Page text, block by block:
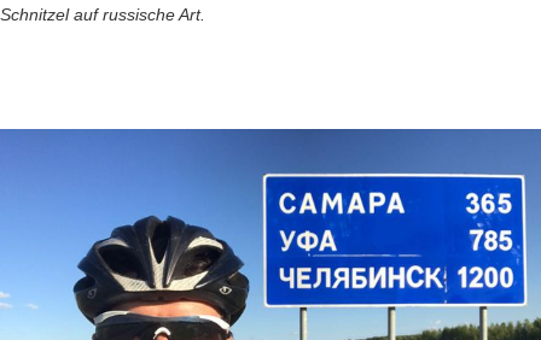
Schnitzel auf russische Art.